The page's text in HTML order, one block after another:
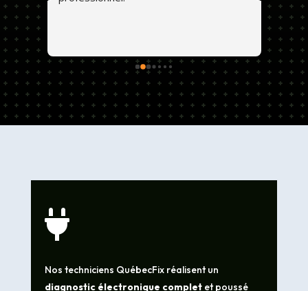
dont
et
leurs

Nos techniciens QuébecFix réalisent un
diagnostic électronique completet poussé